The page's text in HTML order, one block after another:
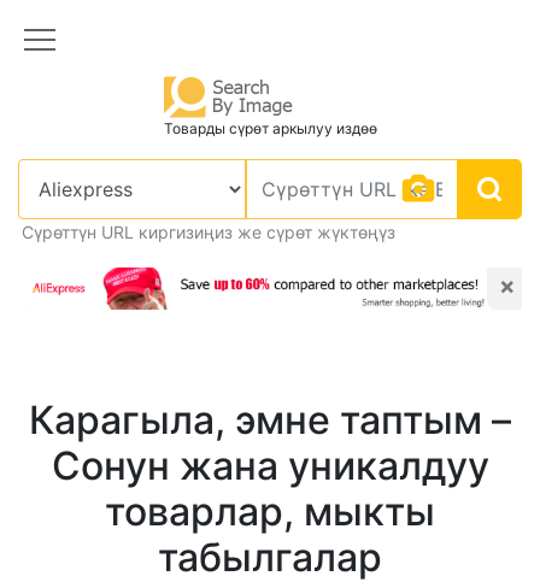
Товарды сүрөт аркылуу издөө
Сүрөттүн URL киргизиңиз же сүрөт жүктөңүз
×
Карагыла, эмне таптым –
Сонун жана уникалдуу
товарлар, мыкты
табылгалар